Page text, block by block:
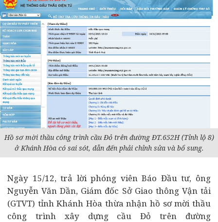
Hồ sơ mời thầu công trình cầu Đỏ trên đường ĐT.652H (Tỉnh lộ 8)
ở Khánh Hòa có sai sót, dẫn đến phải chỉnh sửa và bổ sung.
Ngày 15/12, trả lời phóng viên Báo Đầu tư, ông
Nguyễn Văn Dần, Giám đốc Sở Giao thông Vận tải
(GTVT) tỉnh Khánh Hòa thừa nhận hồ sơ mời thầu
công trình xây dựng cầu Đỏ trên đường